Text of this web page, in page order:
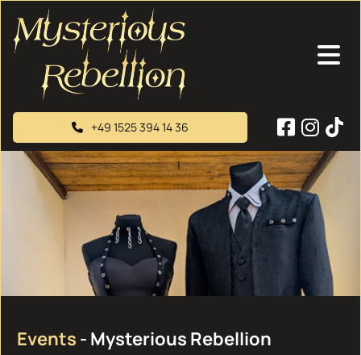
+49 1525 394 14 36
Events - Mysterious Rebellion